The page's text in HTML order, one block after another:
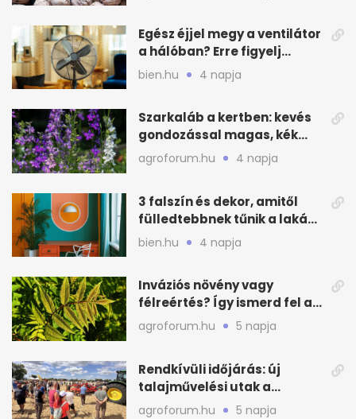
Egész éjjel megy a ventilátor
a hálóban? Erre figyelj
alvásnál nyáron
bien.hu 4 napja
Szarkaláb a kertben: kevés
gondozással magas, kék
virágfalat ad
agroforum.hu 4 napja
3 falszín és dekor, amitől
fülledtebbnek tűnik a lakás
nyáron
bien.hu 4 napja
Inváziós növény vagy
félreértés? Így ismerd fel a
valódi kockázatot
agroforum.hu 5 napja
Rendkívüli időjárás: új
talajművelési utak a
gazdáknak
agroforum.hu 5 napja